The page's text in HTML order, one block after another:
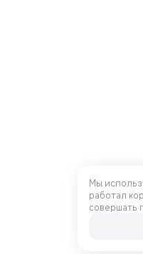
Мы
работал
совершать